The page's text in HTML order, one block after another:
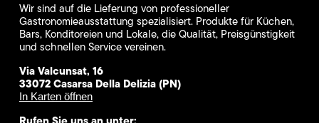
Wir sind auf die Lieferung von professioneller
Gastronomieausstattung spezialisiert. Produkte für Küchen,
Bars, Konditoreien und Lokale, die Qualität, Preisgünstigkeit
und schnellen Service vereinen.
Via Valcunsat, 16
33072 Casarsa Della Delizia (PN)
In Karten öffnen